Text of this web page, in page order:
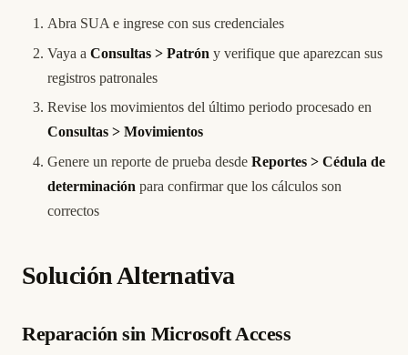
Abra SUA e ingrese con sus credenciales
Vaya a Consultas > Patrón y verifique que aparezcan sus
registros patronales
Revise los movimientos del último periodo procesado en
Consultas > Movimientos
Genere un reporte de prueba desde Reportes > Cédula de
determinación para confirmar que los cálculos son
correctos
Solución Alternativa
Reparación sin Microsoft Access